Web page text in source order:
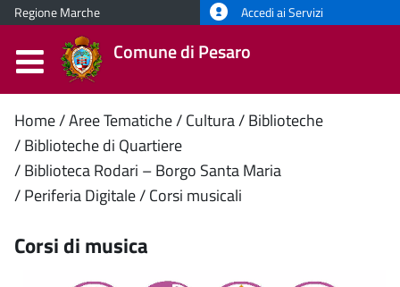
Regione Marche Accedi ai Servizi
Comune di Pesaro
Contenuto
principale
Home Aree Tematiche Cultura Biblioteche
Biblioteche di Quartiere
Biblioteca Rodari – Borgo Santa Maria
Periferia Digitale Corsi musicali
Corsi di musica